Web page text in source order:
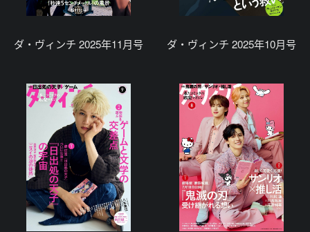
ダ・ヴィンチ 2025年11月号 ダ・ヴィンチ 2025年10月号